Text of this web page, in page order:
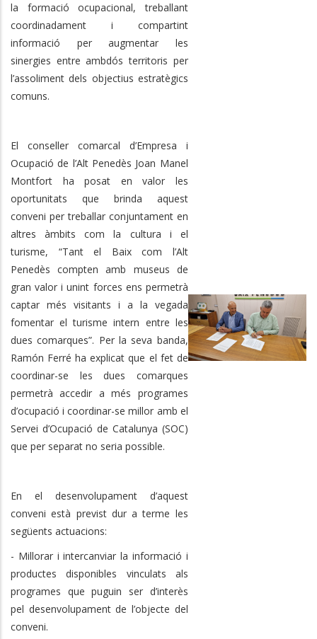
la formació ocupacional, treballant
coordinadament i compartint
informació per augmentar les
sinergies entre ambdós territoris per
l’assoliment dels objectius estratègics
comuns.
El conseller comarcal d’Empresa i
Ocupació de l’Alt Penedès Joan Manel
Montfort ha posat en valor les
oportunitats que brinda aquest
conveni per treballar conjuntament en
altres àmbits com la cultura i el
turisme, “Tant el Baix com l’Alt
Penedès compten amb museus de
gran valor i unint forces ens permetrà
captar més visitants i a la vegada
fomentar el turisme intern entre les
dues comarques”. Per la seva banda,
Ramón Ferré ha explicat que el fet de
coordinar-se les dues comarques
permetrà accedir a més programes
d’ocupació i coordinar-se millor amb el
Servei d’Ocupació de Catalunya (SOC)
que per separat no seria possible.
En el desenvolupament d’aquest
conveni està previst dur a terme les
següents actuacions:
- Millorar i intercanviar la informació i
productes disponibles vinculats als
programes que puguin ser d’interès
pel desenvolupament de l’objecte del
conveni.